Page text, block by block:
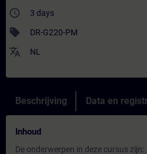
access_time 3 days
sell DR-G220-PM
translate NL
Beschrijving Data en
Inhoud
De onderwerpen in deze cursus zijn: